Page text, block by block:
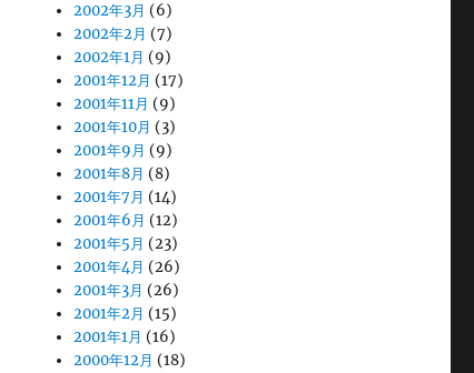
2002年3月 (6)
2002年2月 (7)
2002年1月 (9)
2001年12月 (17)
2001年11月 (9)
2001年10月 (3)
2001年9月 (9)
2001年8月 (8)
2001年7月 (14)
2001年6月 (12)
2001年5月 (23)
2001年4月 (26)
2001年3月 (26)
2001年2月 (15)
2001年1月 (16)
2000年12月 (18)